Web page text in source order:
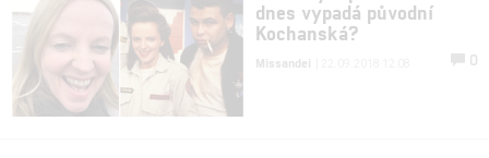
dnes vypadá původní
Kochanská?
Missandei 0